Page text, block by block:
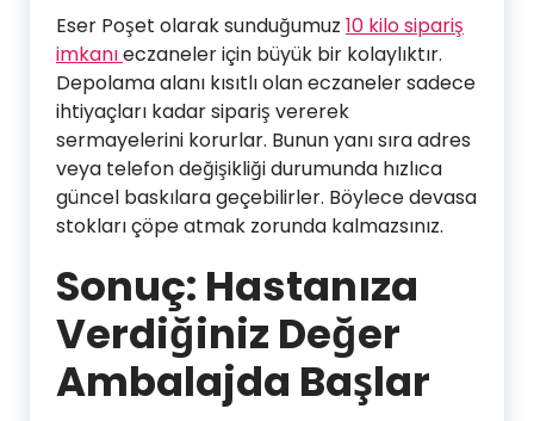
Eser Poşet olarak sunduğumuz 10 kilo sipariş
imkanıeczaneler için büyük bir kolaylıktır.
Depolama alanı kısıtlı olan eczaneler sadece
ihtiyaçları kadar sipariş vererek
sermayelerini korurlar. Bunun yanı sıra adres
veya telefon değişikliği durumunda hızlıca
güncel baskılara geçebilirler. Böylece devasa
stokları çöpe atmak zorunda kalmazsınız.
Sonuç: Hastanıza
Verdiğiniz Değer
Ambalajda Başlar